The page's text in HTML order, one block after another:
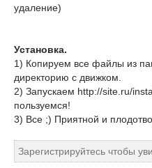
удаление)
Установка.
1) Копируем все файлы из
директорию с движком.
2) Запускаем http://site.ru/
пользуемся!
3) Все ;) Приятной и
Зарегистрируйтесь чтобы